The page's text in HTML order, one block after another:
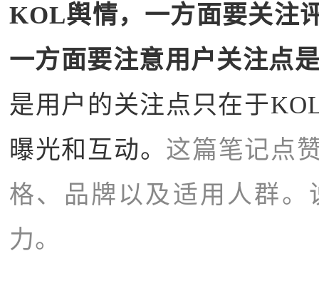
KOL舆情，一方面要关注
一方面要注意用户关注点
是用户的关注点只在于
曝光和互动。 这篇笔记点
格、品牌以及适用人群
力。